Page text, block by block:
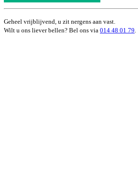
Geheel vrijblijvend, u zit nergens aan vast.
Wilt u ons liever bellen? Bel ons via 014 48 01 79